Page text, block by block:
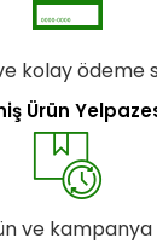
kolay ödeme
Ürün
ve